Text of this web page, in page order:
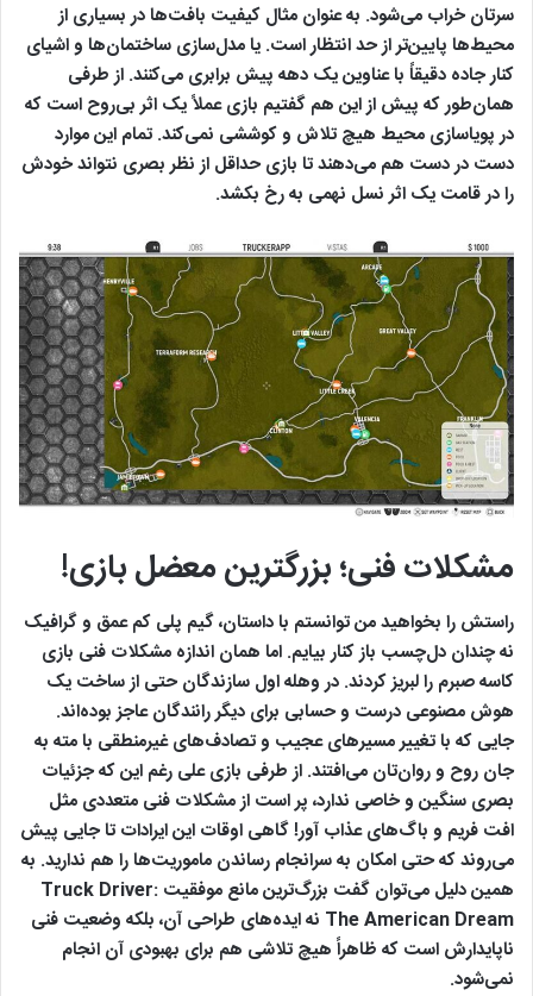
سرتان خراب می‌شود. به عنوان مثال کیفیت بافت‌ها در بسیاری از
محیط‌ها پایین‌تر از حد انتظار است. یا مدل‌سازی ساختمان‌ها و اشیای
کنار جاده دقیقاً با عناوین یک دهه پیش برابری می‌کنند. از طرفی
همان‌طور که پیش از این هم گفتیم بازی عملاً یک اثر بی‌روح است که
در پویاسازی محیط هیچ تلاش و کوششی نمی‌کند. تمام این موارد
دست در دست هم می‌دهند تا بازی حداقل از نظر بصری نتواند خودش
را در قامت یک اثر نسل نهمی به رخ بکشد.
مشکلات فنی؛ بزرگترین معضل بازی!
راستش را بخواهید من توانستم با داستان، گیم پلی کم عمق و گرافیک
نه چندان دل‌چسب باز کنار بیایم. اما همان‌ اندازه مشکلات فنی بازی
کاسه صبرم را لبریز کردند. در وهله اول سازندگان حتی از ساخت یک
هوش مصنوعی درست و حسابی برای دیگر رانندگان عاجز بوده‌اند.
جایی که با تغییر مسیرهای عجیب و تصادف‌های غیرمنطقی با مته به
جان روح و روان‌تان می‌افتند. از طرفی بازی علی رغم این که جزئیات
بصری سنگین و خاصی ندارد، پر است از مشکلات فنی متعددی مثل
افت فریم و باگ‌های عذاب آور! گاهی اوقات این ایرادات تا جایی پیش
می‌روند که حتی امکان به سرانجام رساندن ماموریت‌ها را هم ندارید. به
همین دلیل می‌توان گفت بزرگ‌ترین مانع موفقیت Truck Driver:
The American Dream نه ایده‌های طراحی آن، بلکه وضعیت فنی
ناپایدارش است که ظاهراً هیچ تلاشی هم برای بهبودی آن انجام
نمی‌شود.